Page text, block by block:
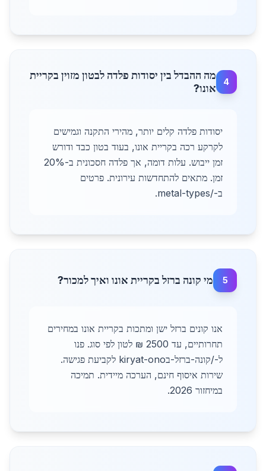
4
מה ההבדל בין יסודות פלדה לבטון מזוין בקריית
אונו?
יסודות פלדה קלים יותר, מהירי התקנה וגמישים
לקרקע רכה בקריית אונו, בעוד בטון כבד ודורש
זמן ייבוש. עלות דומה, אך פלדה חסכונית ב-20%
זמן. מתאים להתחדשות עירונית. פרטים
ב-/metal-types.
5 מי קונה ברזל בקריית אונו ואיך למכור?
אנו קונים ברזל ישן ומתכות בקריית אונו במחירים
תחרותיים, עד 2500 ₪ לטון לפי סוג. פנו
ל-/קונה-ברזל-בkiryat-ono לקביעת פגישה.
שירות איסוף חינם, הערכה מיידית. תמיכה
במיחזור 2026.